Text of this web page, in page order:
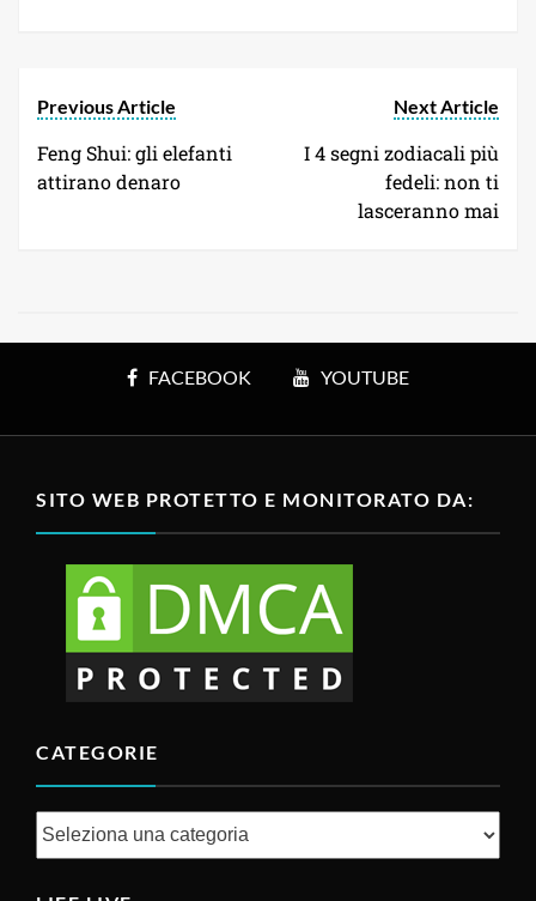
Previous Article
Feng Shui: gli elefanti
attirano denaro
Next Article
I 4 segni zodiacali più
fedeli: non ti
lasceranno mai
FACEBOOK YOUTUBE
SITO WEB PROTETTO E MONITORATO DA:
CATEGORIE
Categorie